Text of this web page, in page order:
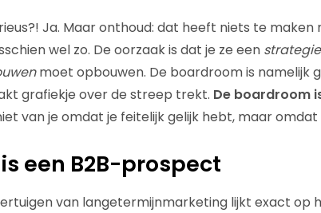
Ja. Maar onthoud: dat heeft niets te
wel zo. De oorzaak is dat je ze een strategie
moet opbouwen. De boardroom is namelijk
grafiekje over de streep trekt. De boardroom
van je omdat je feitelijk gelijk hebt, maar omdat
een B2B-prospect
van langetermijnmarketing lijkt exact op